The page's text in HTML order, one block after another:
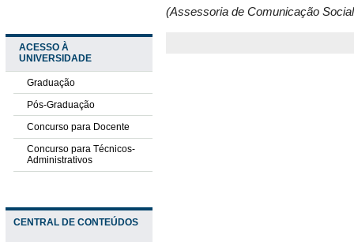
ACESSO À
UNIVERSIDADE
Graduação
Pós-Graduação
Concurso para Docente
Concurso para Técnicos-
Administrativos
CENTRAL DE CONTEÚDOS
(Assessoria de Comunicação